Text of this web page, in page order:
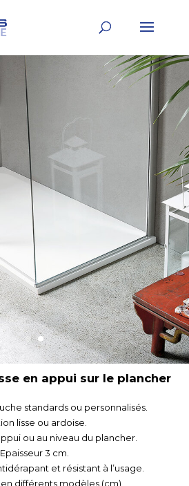
ardoise en appui sur le
standards ou personnalisés.
lisse ou ardoise.
ou au niveau du plancher.
Epaisseur 3 cm.
et résistant à l’usage.
différents modèles (cm).